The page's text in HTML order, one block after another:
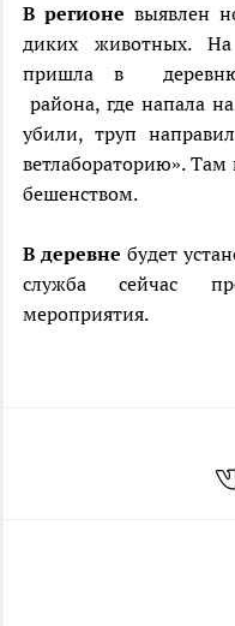
В регионе выявлен
диких животных.
пришла в деревню
района, где напала
убили, труп
ветлабораторию». Там
бешенством.
В деревне будет
служба сейчас
мероприятия.